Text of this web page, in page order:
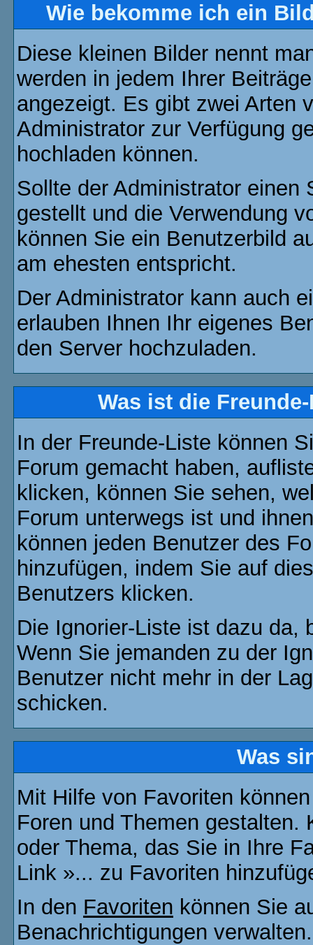
Wie bekomme ich ein
Diese kleinen Bilder nennt
werden in jedem Ihrer
angezeigt. Es gibt zwei Arten
Administrator zur Verfügung
hochladen können.
Sollte der Administrator einen
gestellt und die Verwendung
können Sie ein Benutzerbild
am ehesten entspricht.
Der Administrator kann auch
erlauben Ihnen Ihr eigenes
den Server hochzuladen.
Was ist die
In der Freunde-Liste können
Forum gemacht haben,
klicken, können Sie sehen,
Forum unterwegs ist und
können jeden Benutzer des
hinzufügen, indem Sie auf
Benutzers klicken.
Die Ignorier-Liste ist dazu da,
Wenn Sie jemanden zu der
Benutzer nicht mehr in der
schicken.
Was
Mit Hilfe von Favoriten
Foren und Themen
oder Thema, das Sie in Ihre
Link »... zu Favoriten
In den Favoriten können Sie
Benachrichtigungen verwalten.